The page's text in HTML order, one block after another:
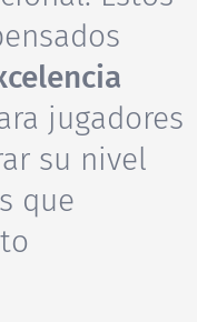
jugadores
su nivel
que